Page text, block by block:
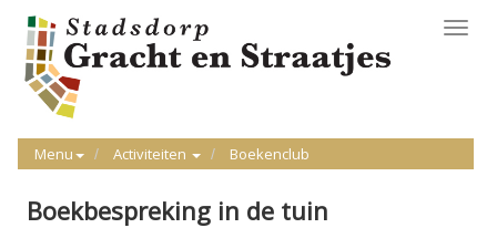
Menu Activiteiten Boekenclub
Boekbespreking in de tuin